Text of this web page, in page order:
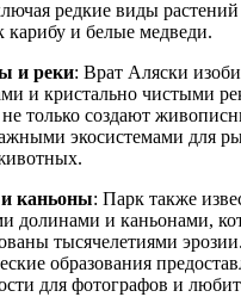
редкие виды
карибу и белые медведи.
и реки: Врат Аляски
и кристально чистыми
только создают
экосистемами для
каньоны: Парк также
долинами и каньонами,
тысячелетиями
образования
для фотографов и